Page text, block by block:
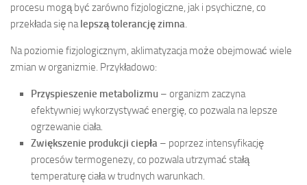
procesu mogą być zarówno fizjologiczne, jak i psychiczne, co
przekłada się nalepszą tolerancję zimna.
Na poziomie fizjologicznym, aklimatyzacja może obejmować wiele
zmian w organizmie. Przykładowo:
Przyspieszenie metabolizmu – organizm zaczyna
efektywniej wykorzystywać energię, co pozwala na lepsze
ogrzewanie ciała.
Zwiększenie produkcji ciepła – poprzez intensyfikację
procesów termogenezy, co pozwala utrzymać stałą
temperaturę ciała w trudnych warunkach.